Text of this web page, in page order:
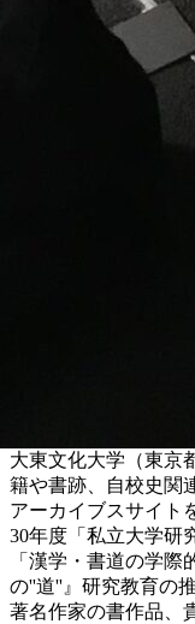
大東文化大学（東京
籍や書跡、自校史関
アーカイブスサイト
30年度「私立大学研
「漢学・書道の学際
の''道''』研究教育の
著名作家の書作品、